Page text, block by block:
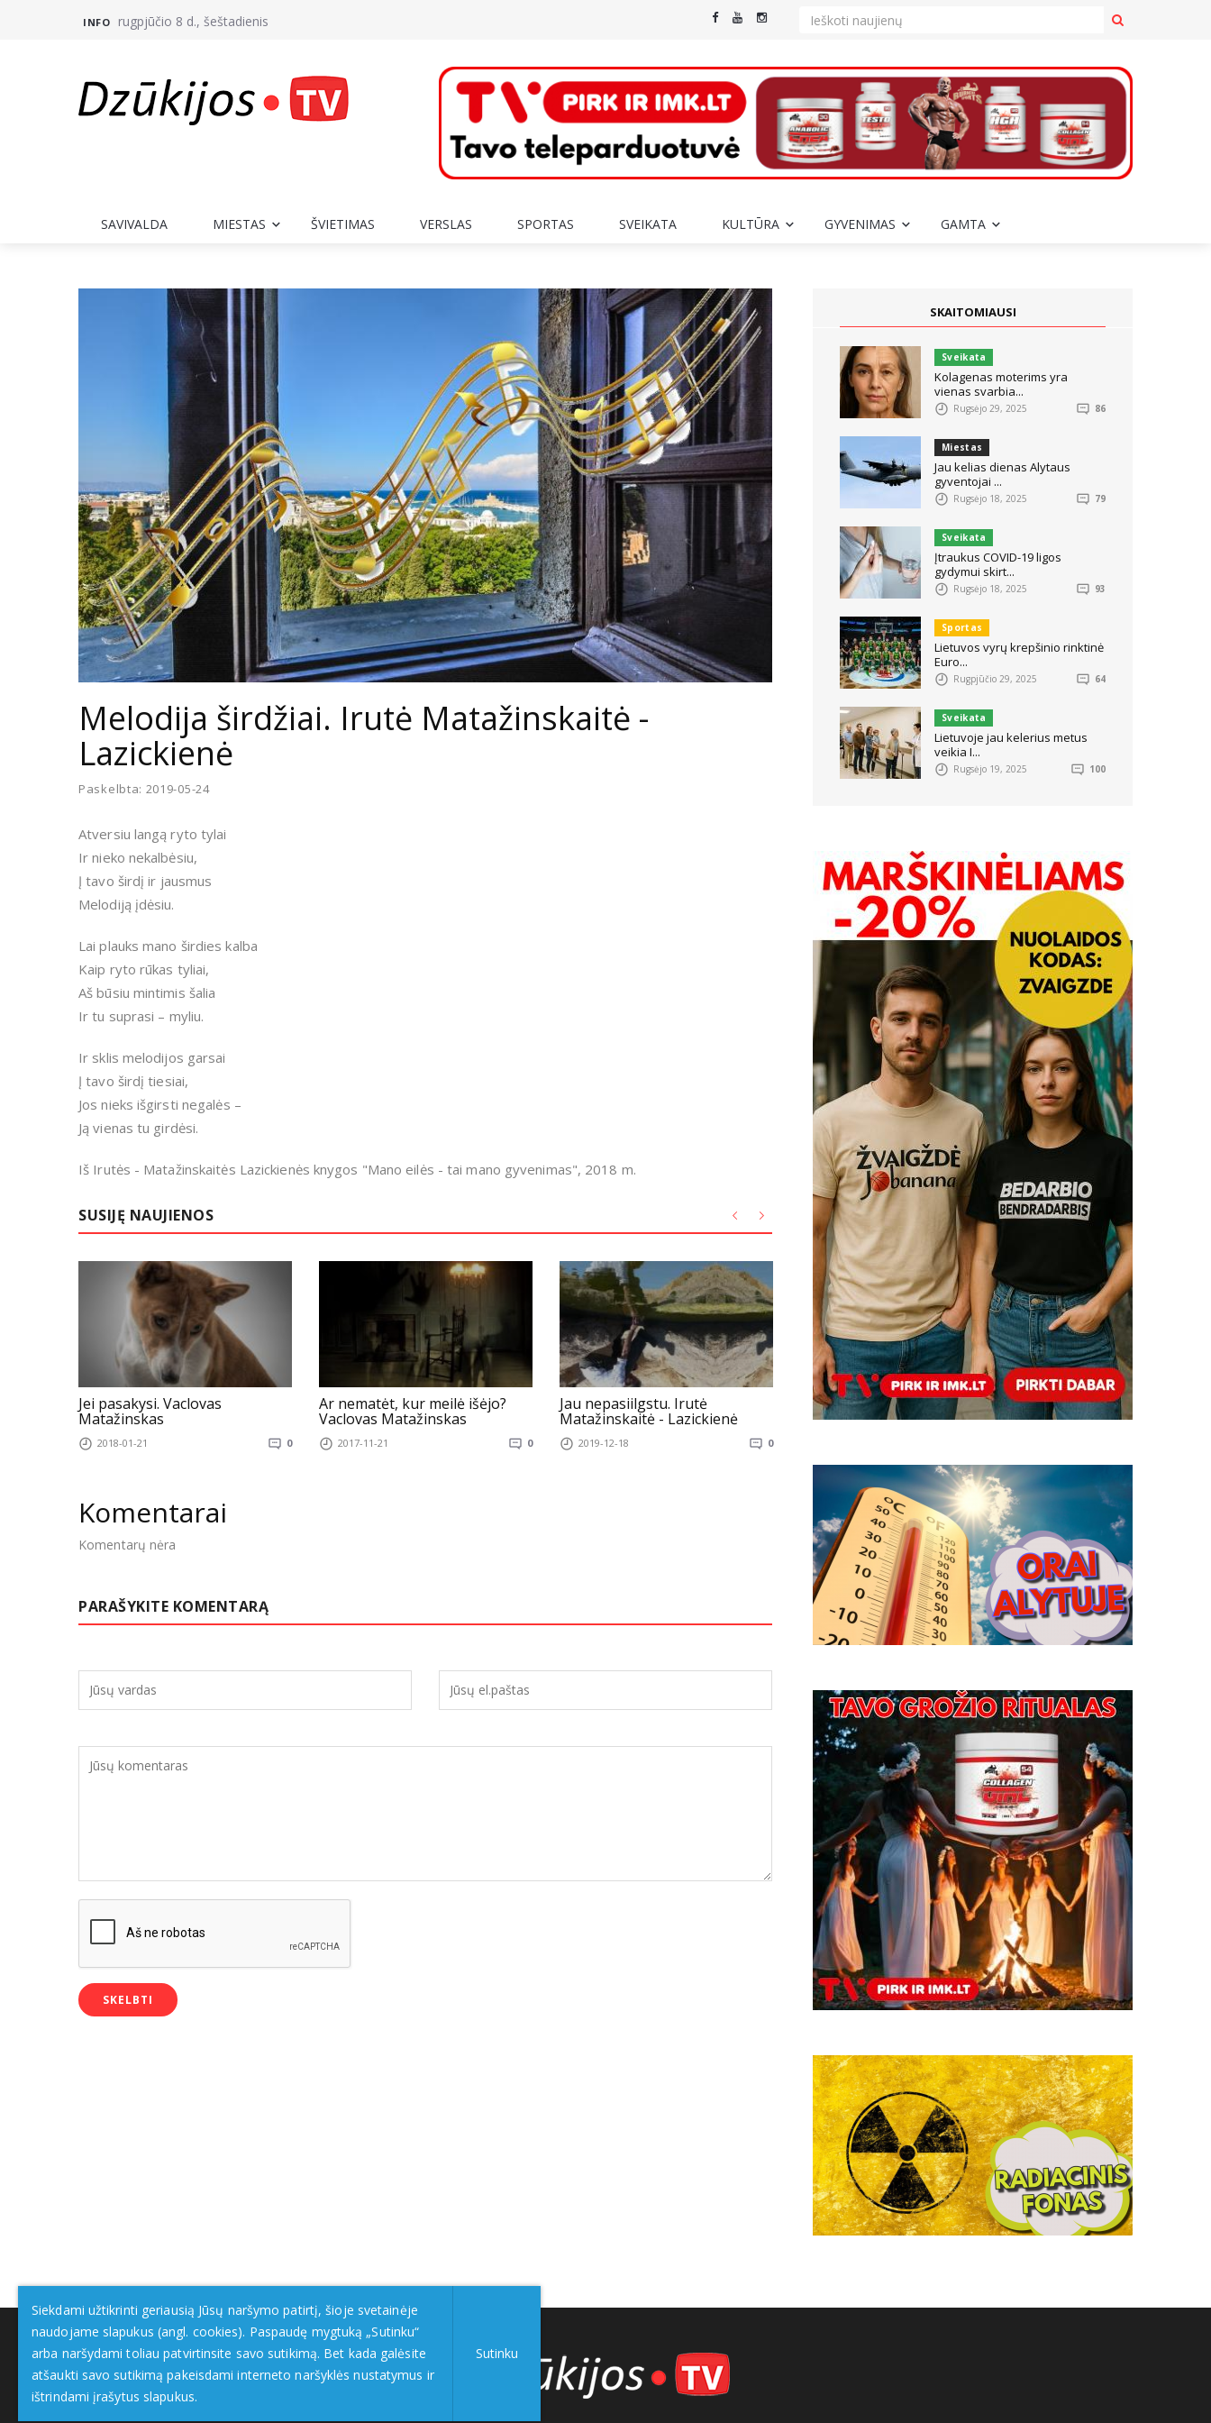
INFO rugpjūčio 8 d., šeštadienis
SAVIVALDA MIESTAS ŠVIETIMAS VERSLAS SPORTAS SVEIKATA KULTŪRA GYVENIMAS GAMTA
Melodija širdžiai. Irutė Matažinskaitė -
Lazickienė
Paskelbta: 2019-05-24
Atversiu langą ryto tylai
Ir nieko nekalbėsiu,
Į tavo širdį ir jausmus
Melodiją įdėsiu.
Lai plauks mano širdies kalba
Kaip ryto rūkas tyliai,
Aš būsiu mintimis šalia
Ir tu suprasi – myliu.
Ir sklis melodijos garsai
Į tavo širdį tiesiai,
Jos nieks išgirsti negalės –
Ją vienas tu girdėsi.
Iš Irutės - Matažinskaitės Lazickienės knygos "Mano eilės - tai mano gyvenimas", 2018 m.
SUSIJĘ NAUJIENOS
Jei pasakysi. Vaclovas
Matažinskas
2018-01-21 0
Ar nematėt, kur meilė išėjo?
Vaclovas Matažinskas
2017-11-21 0
Jau nepasiilgstu. Irutė
Matažinskaitė - Lazickienė
2019-12-18 0
Madona. Vaclovas Matažinskas Pačiu laiku. Irutė
- Lazickienė
Komentarai
Komentarų nėra
PARAŠYKITE KOMENTARĄ
SKAITOMIAUSI
Sveikata
Kolagenas moterims yra
vienas svarbia...
Rugsėjo 29, 2025 86
Miestas
Jau kelias dienas Alytaus
gyventojai ...
Rugsėjo 18, 2025 79
Sveikata
Įtraukus COVID-19 ligos
gydymui skirt...
Rugsėjo 18, 2025 93
Sportas
Lietuvos vyrų krepšinio rinktinė
Euro...
Rugpjūčio 29, 2025 64
Sveikata
Lietuvoje jau kelerius metus
veikia I...
Rugsėjo 19, 2025 100
Siekdami užtikrinti geriausią Jūsų naršymo patirtį, šioje svetainėje
naudojame slapukus (angl. cookies). Paspaudę mygtuką „Sutinku“
arba naršydami toliau patvirtinsite savo sutikimą. Bet kada galėsite
atšaukti savo sutikimą pakeisdami interneto naršyklės nustatymus ir
ištrindami įrašytus slapukus.
Sutinku